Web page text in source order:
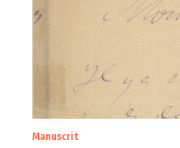
Manuscrit